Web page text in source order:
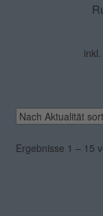
Ergebnisse 1 – 15